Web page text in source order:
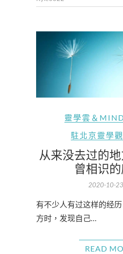
靈學雲＆
駐北京靈學
从来没去过的
曾相识
2020-10-23
有不少人有过这样的经
方时，发现自己…
READ